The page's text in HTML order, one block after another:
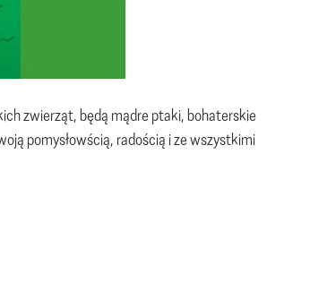
zwierząt, będą mądre ptaki, bohaterskie
pomysłowścią, radością i ze wszystkimi